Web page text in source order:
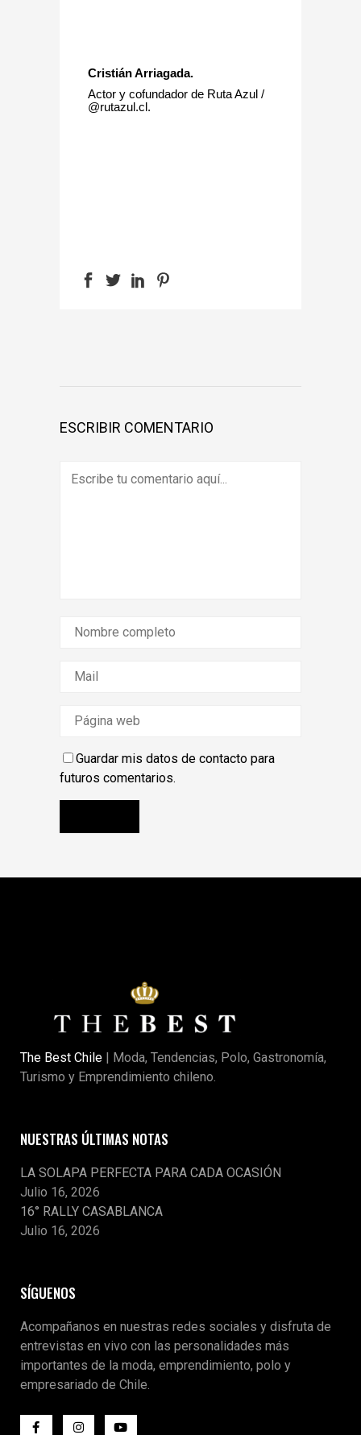
Cristián Arriagada.
Actor y cofundador de Ruta Azul /
@rutazul.cl.
ESCRIBIR COMENTARIO
Guardar mis datos de contacto para
futuros comentarios.
The Best Chile | Moda, Tendencias, Polo, Gastronomía,
Turismo y Emprendimiento chileno.
NUESTRAS ÚLTIMAS NOTAS
LA SOLAPA PERFECTA PARA CADA OCASIÓN
Julio 16, 2026
16° RALLY CASABLANCA
Julio 16, 2026
SÍGUENOS
Acompañanos en nuestras redes sociales y disfruta de
entrevistas en vivo con las personalidades más
importantes de la moda, emprendimiento, polo y
empresariado de Chile.